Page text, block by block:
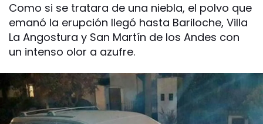
Como si se tratara de una niebla, el polvo que
emanó la erupción llegó hasta Bariloche, Villa
La Angostura y San Martín de los Andes con
un intenso olor a azufre.